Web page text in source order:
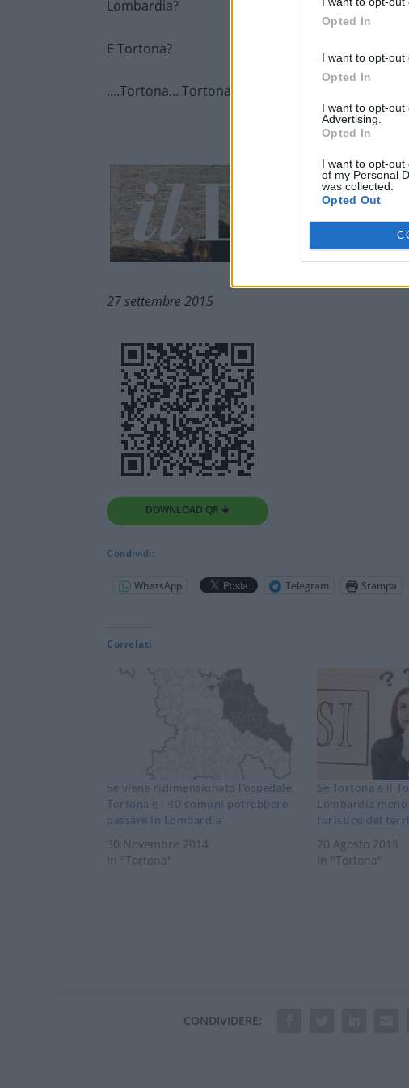
Opted In
I want to opt-out
Opted In
I want to opt-out
Advertising.
Opted In
I want to opt-out
of my Personal
was collected.
Opted Out
Lombardia?
E Tortona?
….Tortona… Tortona, dov’è? A me sembra “più di
27 settembre 2015
DOWNLOAD QR 🠋
Condividi:
WhatsApp Telegram Stampa
Correlati
Se viene ridimensionato l’ospedale,
Tortona e i 40 comuni potrebbero
passare in Lombardia
30 Novembre 2014
In "Tortona"
Se Tortona e il
Lombardia
turistico del
20 Agosto 2018
In "Tortona"
CONDIVIDERE: